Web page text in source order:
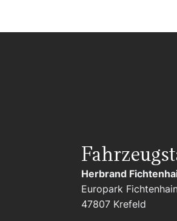
Herbrand
Europark
47807 Krefeld